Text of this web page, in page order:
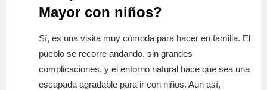
Mayor con niños?
Sí, es una visita muy cómoda para hacer en familia. El
pueblo se recorre andando, sin grandes
complicaciones, y el entorno natural hace que sea una
escapada agradable para ir con niños. Aun así,